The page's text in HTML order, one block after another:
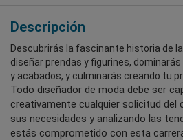
Descripción
Descubrirás la fascinante historia de
diseñar prendas y figurines,
y acabados, y culminarás creando tu
Todo diseñador de moda debe ser
creativamente cualquier solicitud del
sus necesidades y analizando las
estás comprometido con esta